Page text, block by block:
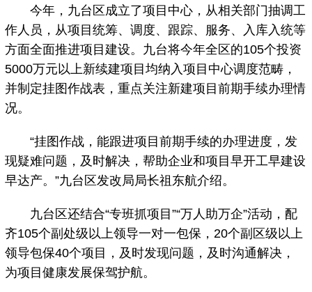
今年，九台区成立了项目中心，从相关部门抽调工
作人员，从项目统筹、调度、跟踪、服务、入库入统等
方面全面推进项目建设。九台将今年全区的105个投资
5000万元以上新续建项目均纳入项目中心调度范畴，
并制定挂图作战表，重点关注新建项目前期手续办理情
况。
“挂图作战，能跟进项目前期手续的办理进度，发
现疑难问题，及时解决，帮助企业和项目早开工早建设
早达产。”九台区发改局局长祖东航介绍。
九台区还结合“专班抓项目”“万人助万企”活动，配
齐105个副处级以上领导一对一包保，20个副区级以上
领导包保40个项目，及时发现问题，及时沟通解决，
为项目健康发展保驾护航。